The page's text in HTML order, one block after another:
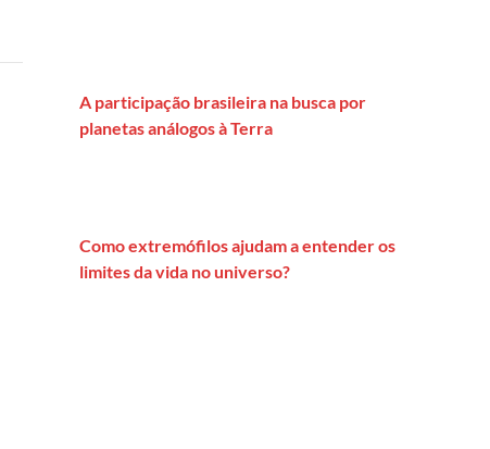
A participação brasileira na busca por
planetas análogos à Terra
Como extremófilos ajudam a entender os
limites da vida no universo?